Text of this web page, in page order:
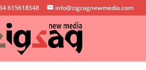
615618548 info@zigzagnewmedia.com